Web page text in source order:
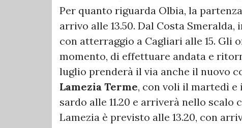
Per quanto riguarda Olbia, la
arrivo alle 13.50. Dal Costa
con atterraggio a Cagliari alle 15. Gli
momento, di effettuare andata e
luglio prenderà il via anche il nuovo
Lamezia Terme, con voli il martedì e
sardo alle 11.20 e arriverà nello scalo
Lamezia è previsto alle 13.20, con